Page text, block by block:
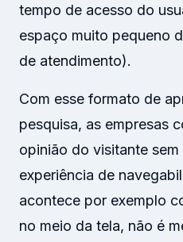
tempo de acesso do
espaço muito pequeno
de atendimento).
Com esse formato de
pesquisa, as empresas
opinião do visitante sem
experiência de
acontece por exemplo
no meio da tela, não é